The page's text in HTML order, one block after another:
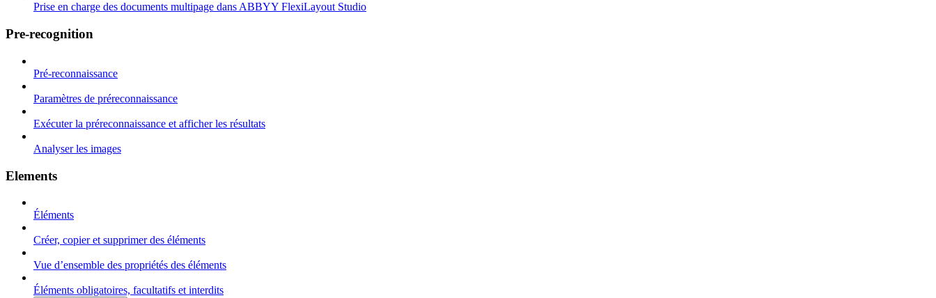
Prise en charge des documents multipage dans ABBYY FlexiLayout Studio
Pre-recognition
Pré-reconnaissance
Paramètres de préreconnaissance
Exécuter la préreconnaissance et afficher les résultats
Analyser les images
Elements
Éléments
Créer, copier et supprimer des éléments
Vue d’ensemble des propriétés des éléments
Éléments obligatoires, facultatifs et interdits